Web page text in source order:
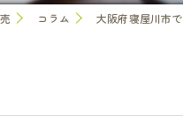
コラム 大阪府寝屋川市